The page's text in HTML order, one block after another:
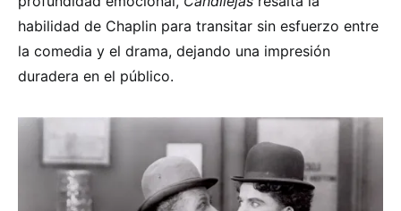
habilidad de Chaplin para transitar sin esfuerzo entre
la comedia y el drama, dejando una impresión
duradera en el público.